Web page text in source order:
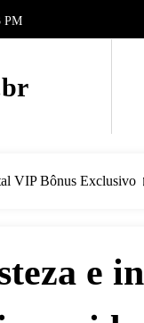
PM
VIP Bônus Exclusivo
e